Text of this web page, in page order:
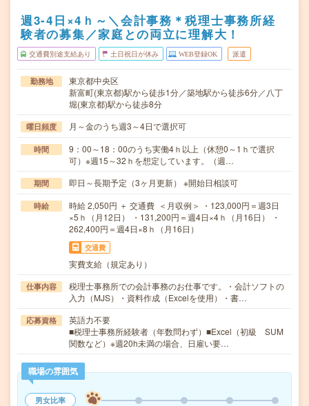
週3-4日×4ｈ～＼会計事務＊税理士事務所経
験者の募集／家庭との両立に理解大！
交通費別途支給あり 土日祝日が休み WEB登録OK 派遣
勤務地
東京都中央区
新富町(東京都)駅から徒歩1分／築地駅から徒歩6分／八丁
堀(東京都)駅から徒歩8分
曜日頻度 月～金のうち週3～4日で選択可
時間
9：00～18：00のうち実働4ｈ以上（休憩0～1ｈで選択
可）※週15～32ｈを想定しています。（週…
期間 即日～長期予定（3ヶ月更新） ※開始日相談可
時給
時給 2,050円 ＋ 交通費 ＜月収例＞ ・123,000円＝週3日
×5ｈ（月12日） ・131,200円＝週4日×4ｈ（月16日） ・
262,400円＝週4日×8ｈ（月16日）
交通費
実費支給（規定あり）
仕事内容
税理士事務所での会計事務のお仕事です。・会計ソフトの
入力（MJS）・資料作成（Excelを使用）・書…
応募資格
英語力不要
■税理士事務所経験者（年数問わず）■Excel（初級 SUM
関数など）※週20h未満の場合、日雇い要…
職場の雰囲気
男女比率